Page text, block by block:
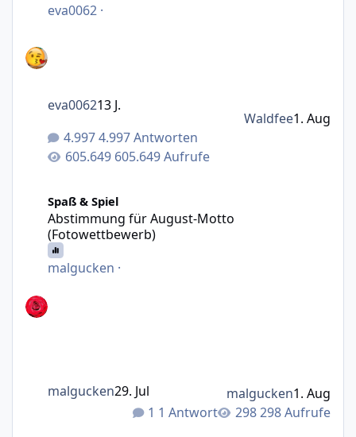
eva0062 ·
4.997 Antworten
605.649 Aufrufe
eva006213 J.
Waldfee1. Aug
Spaß & Spiel
Abstimmung für August-Motto
(Fotowettbewerb)
malgucken ·
1 Antwort 298 Aufrufe
malgucken29. Jul malgucken1. Aug